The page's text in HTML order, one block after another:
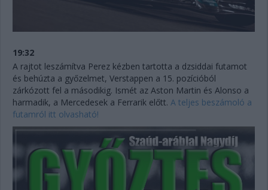
19:32
A rajtot leszámítva Perez kézben tartotta a dzsiddai futamot
és behúzta a győzelmet, Verstappen a 15. pozícióból
zárkózott fel a másodikig. Ismét az Aston Martin és Alonso a
harmadik, a Mercedesek a Ferrarik előtt. A teljes beszámoló a
futamról itt olvasható!